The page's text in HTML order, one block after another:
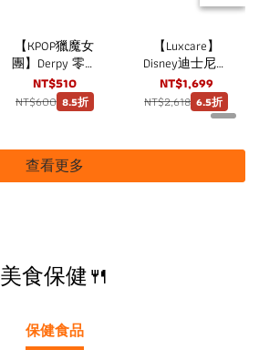
【KPOP獵魔女
團】Derpy 零錢
包 strc
NT$510
NT$600 8.5折
【Luxcare】
Disney迪士尼托
特包 大容量米
奇手提包
NT$1,699
NT$2,618 6.5折
查看更多
美食保健🍴
保健食品